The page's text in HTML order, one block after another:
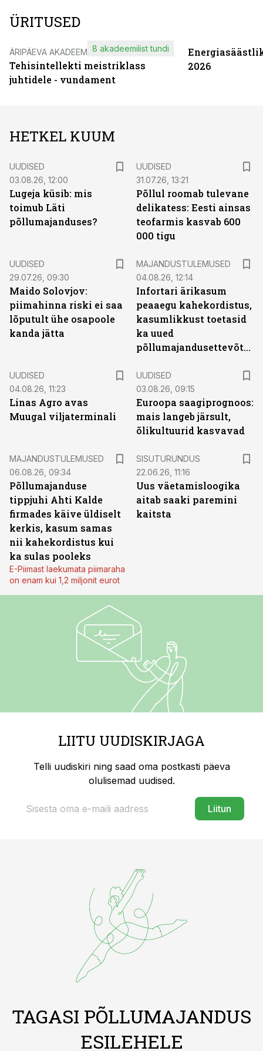
ÜRITUSED
ÄRIPÄEVA AKADEEMIA
Tehisintellekti meistriklass
juhtidele - vundament
8 akadeemilist tundi
2026
HETKEL KUUM
UUDISED
03.08.26, 12:00
Lugeja küsib: mis
toimub Läti
põllumajanduses?
UUDISED
31.07.26, 13:21
Põllul roomab tulevane
delikatess: Eesti ainsas
teofarmis kasvab 600
000 tigu
UUDISED
29.07.26, 09:30
Maido Solovjov:
piimahinna riski ei saa
lõputult ühe osapoole
kanda jätta
MAJANDUSTULEMUSED
04.08.26, 12:14
Infortari ärikasum
peaaegu kahekordistus,
kasumlikkust toetasid
ka uued
põllumajandusettevõtted
UUDISED
04.08.26, 11:23
Linas Agro avas
Muugal viljaterminali
UUDISED
03.08.26, 09:15
Euroopa saagiprognoos:
mais langeb järsult,
õlikultuurid kasvavad
MAJANDUSTULEMUSED
06.08.26, 09:34
Põllumajanduse
tippjuhi Ahti Kalde
firmades käive üldiselt
kerkis, kasum samas
nii kahekordistus kui
ka sulas pooleks
E-Piimast laekumata piimaraha
on enam kui 1,2 miljonit eurot
SISUTURUNDUS
22.06.26, 11:16
Uus väetamisloogika
aitab saaki paremini
kaitsta
LIITU UUDISKIRJAGA
Telli uudiskiri ning saad oma postkasti päeva
olulisemad uudised.
Liitun
TAGASI PÕLLUMAJANDUS
ESILEHELE